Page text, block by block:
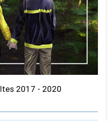
2017 - 2020